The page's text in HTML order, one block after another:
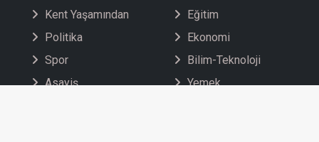
Kent Yaşamından
Politika
Spor
Asayiş
Eğitim
Ekonomi
Bilim-Teknoloji
Yemek